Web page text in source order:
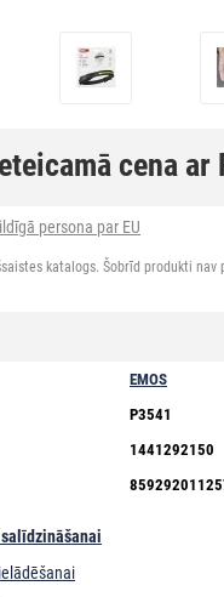
cena ar
persona par EU
katalogs. Šobrīd produkti nav
EMOS
P3541
1441292150